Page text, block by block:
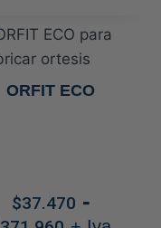
$440.000
producto
tiene
pueden
ORFIT ECO
$37.470 -